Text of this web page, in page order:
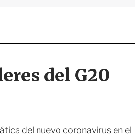
del G20
del nuevo coronavirus en el